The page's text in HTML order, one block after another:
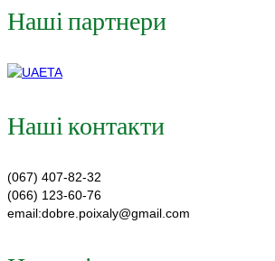
Наші партнери
Наші контакти
(067) 407-82-32
(066) 123-60-76
email:dobre.poixaly@gmail.com